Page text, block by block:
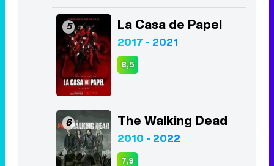
6 The Walking Dead
2010 - 2022
7,9
7 Lucifer
2016 - 2021